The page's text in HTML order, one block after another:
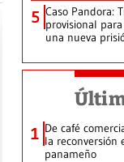
5 Caso Pandora:
provisional
una nueva
1 De café
la reconversión
panameño